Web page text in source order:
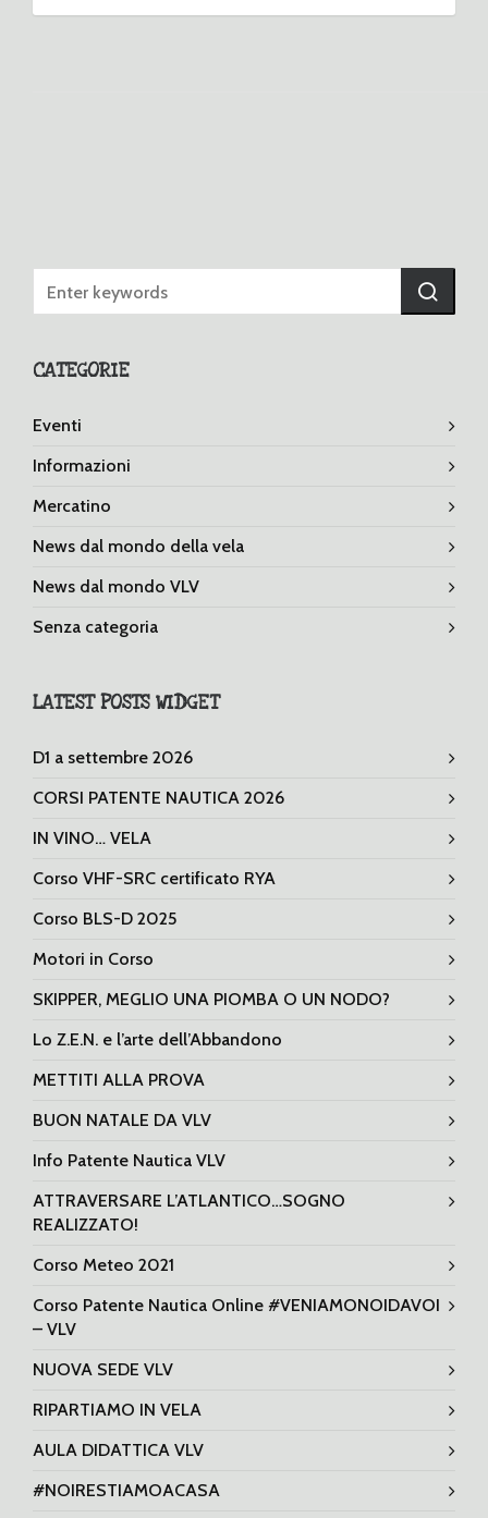
CATEGORIE
Eventi
Informazioni
Mercatino
News dal mondo della vela
News dal mondo VLV
Senza categoria
LATEST POSTS WIDGET
D1 a settembre 2026
CORSI PATENTE NAUTICA 2026
IN VINO… VELA
Corso VHF-SRC certificato RYA
Corso BLS-D 2025
Motori in Corso
SKIPPER, MEGLIO UNA PIOMBA O UN NODO?
Lo Z.E.N. e l’arte dell’Abbandono
METTITI ALLA PROVA
BUON NATALE DA VLV
Info Patente Nautica VLV
ATTRAVERSARE L’ATLANTICO…SOGNO
REALIZZATO!
Corso Meteo 2021
Corso Patente Nautica Online #VENIAMONOIDAVOI
– VLV
NUOVA SEDE VLV
RIPARTIAMO IN VELA
AULA DIDATTICA VLV
#NOIRESTIAMOACASA